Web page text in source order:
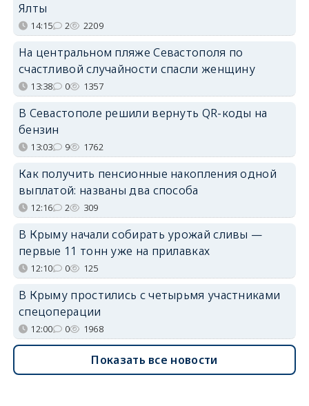
Ялты
14:15 2 2209
На центральном пляже Севастополя по
счастливой случайности спасли женщину
13:38 0 1357
В Севастополе решили вернуть QR-коды на
бензин
13:03 9 1762
Как получить пенсионные накопления одной
выплатой: названы два способа
12:16 2 309
В Крыму начали собирать урожай сливы —
первые 11 тонн уже на прилавках
12:10 0 125
В Крыму простились с четырьмя участниками
спецоперации
12:00 0 1968
Показать все новости